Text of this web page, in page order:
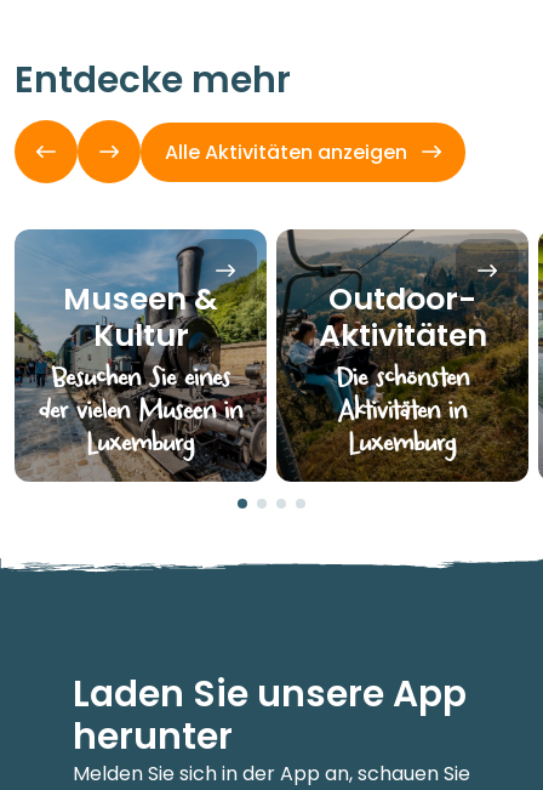
Entdecke mehr
Alle Aktivitäten anzeigen
Museen &
Kultur
Besuchen Sie eines
der vielen Museen in
Luxemburg
Outdoor-
Aktivitäten
Die schönsten
Aktivitäten in
Luxemburg
Laden Sie unsere App
herunter
Melden Sie sich in der App an, schauen Sie